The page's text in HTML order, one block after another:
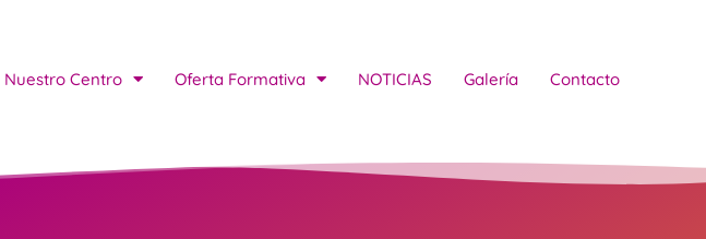
Nuestro Centro Oferta Formativa NOTICIAS Galería Contacto